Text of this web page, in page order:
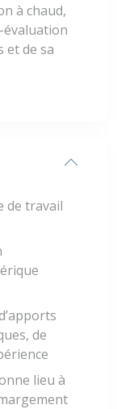
à chaud,
et de sa
de travail
de
lieu à